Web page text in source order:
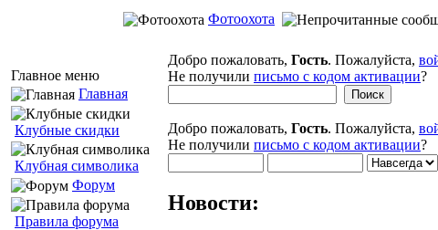
Фотоохота
Главное меню
Главная
Клубные скидки
Клубная символика
Форум
Правила форума
Добро пожаловать, Гость. Пожалуйста,
Не получили письмо с кодом активации?
Добро пожаловать, Гость. Пожалуйста,
Не получили письмо с кодом активации?
Новости: